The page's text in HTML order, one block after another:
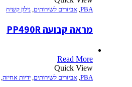
PBA
, אביזרים לשירותים, נילון קשיח
מראה קבועה PP490R
Read More
Quick View
PBA אביזרים לשירותים ידיות אחיזה